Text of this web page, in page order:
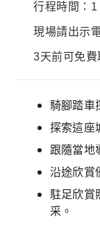
行程時間：
現場請出示
3天前可免費
騎腳踏車
探索這座
跟隨當地
沿途欣賞
駐足欣賞
采。